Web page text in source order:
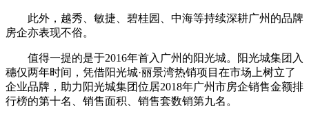
此外，越秀、敏捷、碧桂园、中海等持续深耕广州的品牌
房企亦表现不俗。
值得一提的是于2016年首入广州的阳光城。阳光城集团入
穗仅两年时间，凭借阳光城·丽景湾热销项目在市场上树立了
企业品牌，助力阳光城集团位居2018年广州市房企销售金额排
行榜的第十名、销售面积、销售套数销第九名。